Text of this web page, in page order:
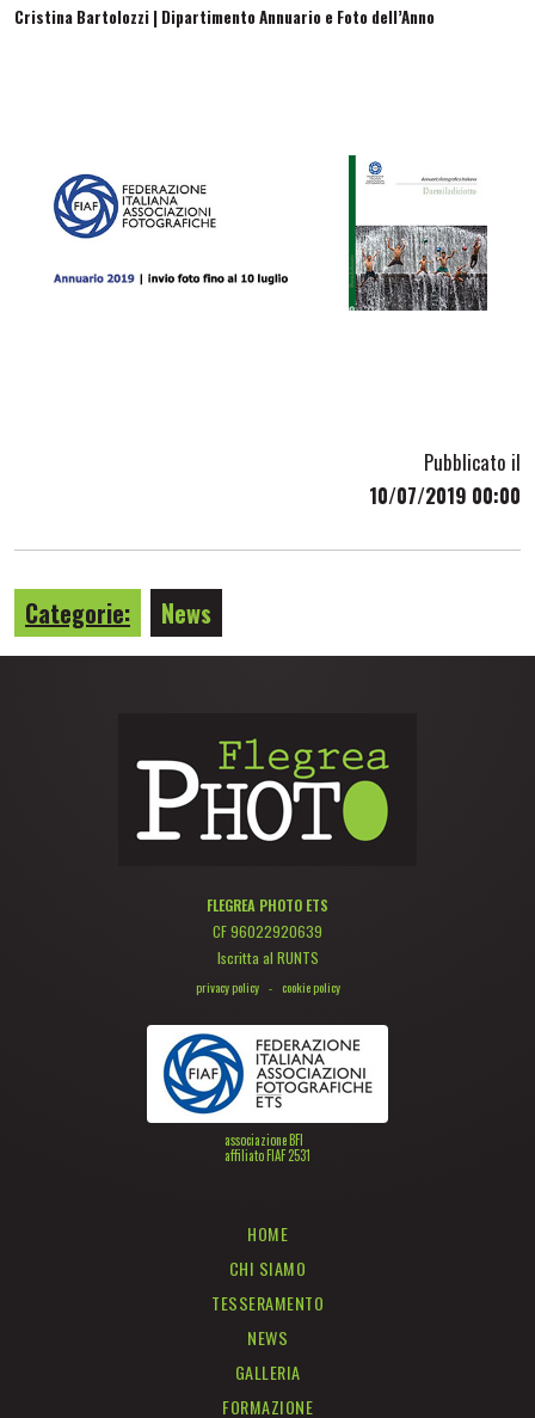
Cristina Bartolozzi | Dipartimento Annuario e Foto dell’Anno
Pubblicato il
10/07/2019 00:00
Categorie: News
FLEGREA PHOTO ETS
CF 96022920639
Iscritta al RUNTS
privacy policy - cookie policy
associazione BFI
affiliato FIAF 2531
HOME
CHI SIAMO
TESSERAMENTO
NEWS
GALLERIA
FORMAZIONE